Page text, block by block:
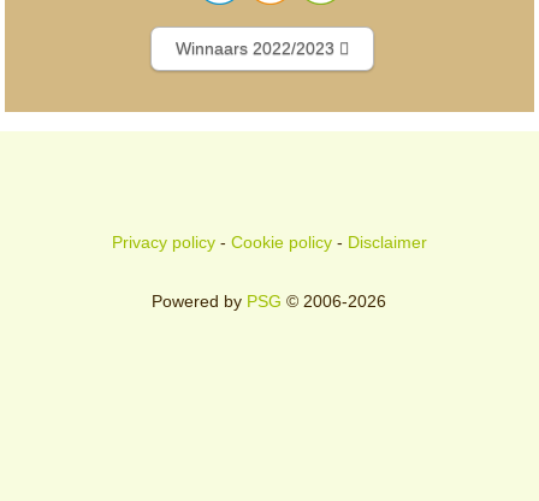
Winnaars 2022/2023
Privacy policy- Cookie policy- Disclaimer
Powered by PSG © 2006-2026